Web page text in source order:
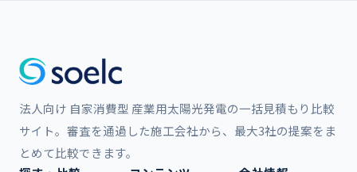
法人向け 自家消費型 産業用太陽光発電の一括見積もり比較
サイト。審査を通過した施工会社から、最大3社の提案をま
とめて比較できます。